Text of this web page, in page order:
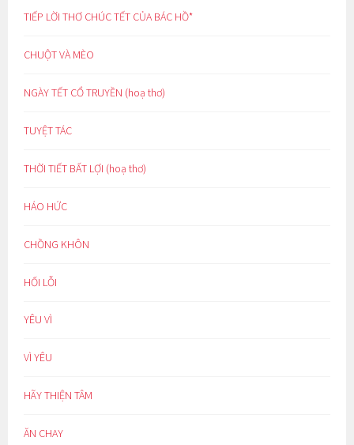
TIẾP LỜI THƠ CHÚC TẾT CỦA BÁC HỒ*
CHUỘT VÀ MÈO
NGÀY TẾT CỔ TRUYỀN (hoạ thơ)
TUYỆT TÁC
THỜI TIẾT BẤT LỢI (hoạ thơ)
HÁO HỨC
CHỒNG KHÔN
HỐI LỖI
YÊU VÌ
VÌ YÊU
HÃY THIỆN TÂM
ĂN CHAY